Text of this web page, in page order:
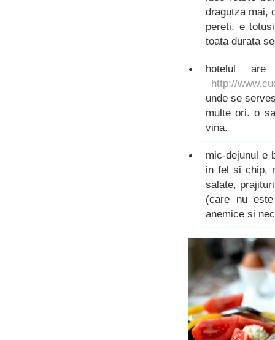
dragutza mai,
pereti, e
toata durata
hotelul
http://
unde se
multe ori. o
vina.
mic-dejunul e
in fel si chip,
salate,
(care nu
anemice si